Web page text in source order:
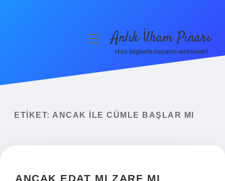
Yasal Uyarı
menüyüAnlık İlham Pınarı
Hızlı bilgilerle hayatını renklendir!
ETIKET: ANCAK ILE CÜMLE BAŞLAR MI
ANCAK EDAT MI ZARF MI